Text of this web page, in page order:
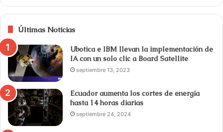
Últimas Noticias
Ubotica e IBM llevan la implementación de
IA con un solo clic a Board Satellite
septiembre 13, 2023
Ecuador aumenta los cortes de energía
hasta 14 horas diarias
septiembre 24, 2024